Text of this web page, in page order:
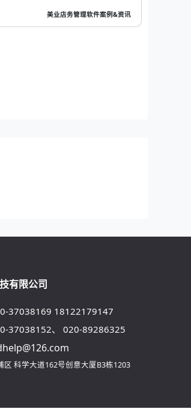
美业店务管理软件案例&资讯
有限公司
37038169 18122179147
37038152、 020-89286325
区 科学大道162号创意大厦B3栋1203